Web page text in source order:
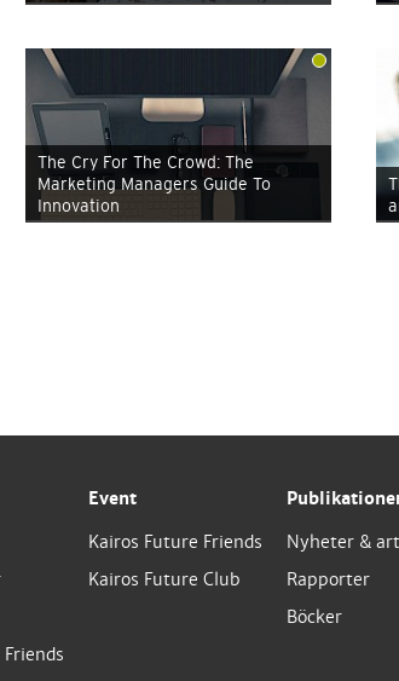
The Cry For The Crowd: The
Marketing Managers Guide To
Innovation
Event
Kairos Future Friends
Kairos Future Club
Nyheter &
Rapporter
Böcker